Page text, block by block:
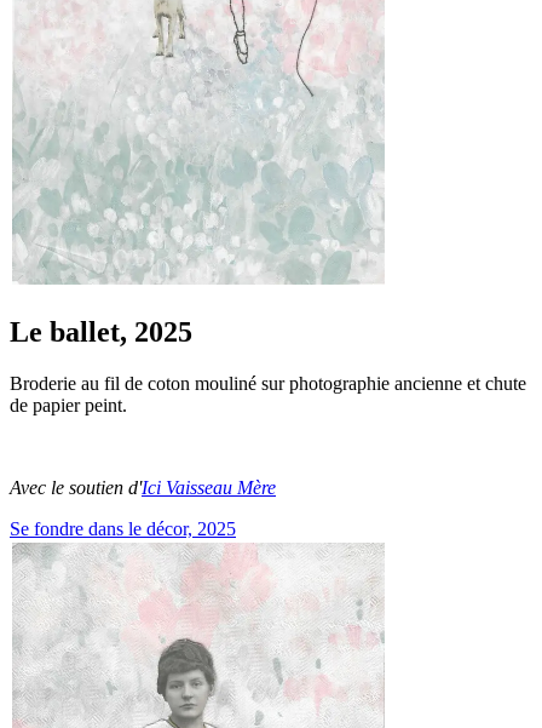
Le ballet, 2025
Broderie au fil de coton mouliné sur photographie ancienne et chute
de papier peint.
Avec le soutien d'Ici Vaisseau Mère
Se fondre dans le décor, 2025